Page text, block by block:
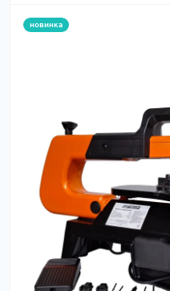
новинка